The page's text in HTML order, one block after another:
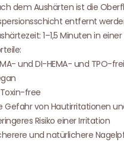
dem Aushärten ist die
entfernt
1–1,5 Minuten in
und DI-HEMA- und TPO-frei
Toxin-free
Gefahr von Hautirritationen
Risiko einer Irritation
und natürlichere